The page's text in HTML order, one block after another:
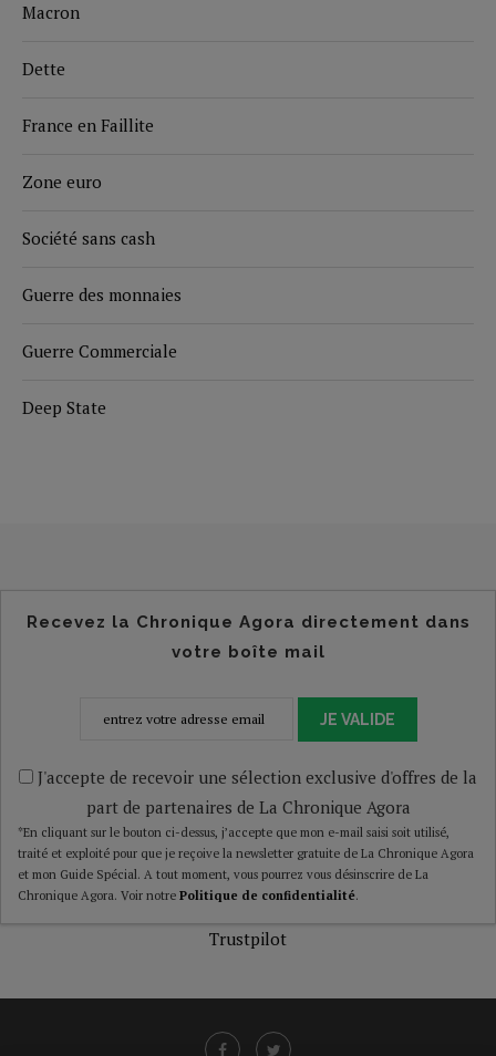
Macron
Dette
France en Faillite
Zone euro
Société sans cash
Guerre des monnaies
Guerre Commerciale
Deep State
Recevez la Chronique Agora directement dans
votre boîte mail
JE VALIDE
J'accepte de recevoir une sélection exclusive d'offres de la
part de partenaires de La Chronique Agora
*En cliquant sur le bouton ci-dessus, j’accepte que mon e-mail saisi soit utilisé,
traité et exploité pour que je reçoive la newsletter gratuite de La Chronique Agora
et mon Guide Spécial. A tout moment, vous pourrez vous désinscrire de La
Chronique Agora. Voir notre Politique de confidentialité.
Trustpilot